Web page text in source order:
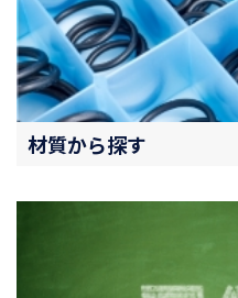
材質から探す